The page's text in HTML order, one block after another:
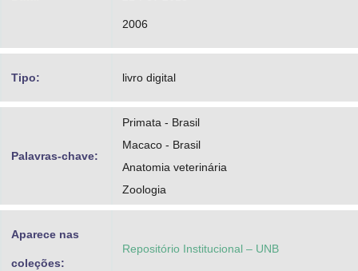
2006
Tipo: livro digital
Palavras-chave:
Primata - Brasil
Macaco - Brasil
Anatomia veterinária
Zoologia
Aparece nas
coleções:
Repositório Institucional – UNB